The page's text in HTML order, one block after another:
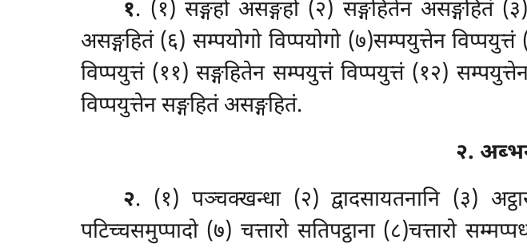
१. (१) सङ्गहो असङ्गहो (२) सङ्गहितेन असङ्गहितं
असङ्गहितं (६) सम्पयोगो विप्पयोगो (७)सम्पयुत्तेन
विप्पयुत्तं (११) सङ्गहितेन सम्पयुत्तं विप्पयुत्तं (१२)
विप्पयुत्तेन सङ्गहितं असङ्गहितं.
२.
२. (१) पञ्चक्खन्धा (२) द्वादसायतनानि (३)
पटिच्चसमुप्पादो (७) चत्तारो सतिपट्ठाना (८)चत्तारो